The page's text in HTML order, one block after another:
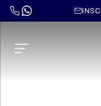
Fiordes